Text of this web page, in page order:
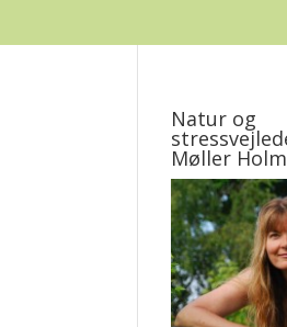
Natur og
Møller